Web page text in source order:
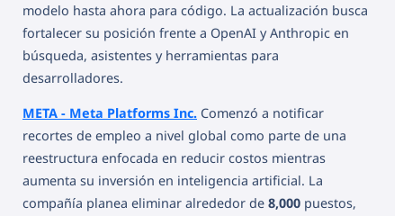
modelo hasta ahora para código. La actualización busca
fortalecer su posición frente a OpenAI y Anthropic en
búsqueda, asistentes y herramientas para
desarrolladores.
META - Meta Platforms Inc. Comenzó a notificar
recortes de empleo a nivel global como parte de una
reestructura enfocada en reducir costos mientras
aumenta su inversión en inteligencia artificial. La
compañía planea eliminar alrededor de 8,000 puestos,